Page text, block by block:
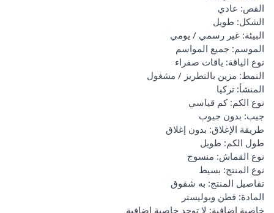
القص: عادي
الشكل: طويل
البيئة: غير رسمي / يومي
الموسم: جميع المواسم
نوع الياقة: ياقات صفراء
النمط: مزين بالتطريز / مشغول
المنشأ: تركيا
نوع الكم: كم قياسي
جيب: بدون جيوب
طريقة الإغلاق: بدون إغلاق
طول الكم: طويل
نوع القماش: منسوج
نوع المنتج: بسيط
تفاصيل المنتج: به شقوق
المادة: قطن وبوليستر
خاصية إضافية: لا توجد خاصية إضافية